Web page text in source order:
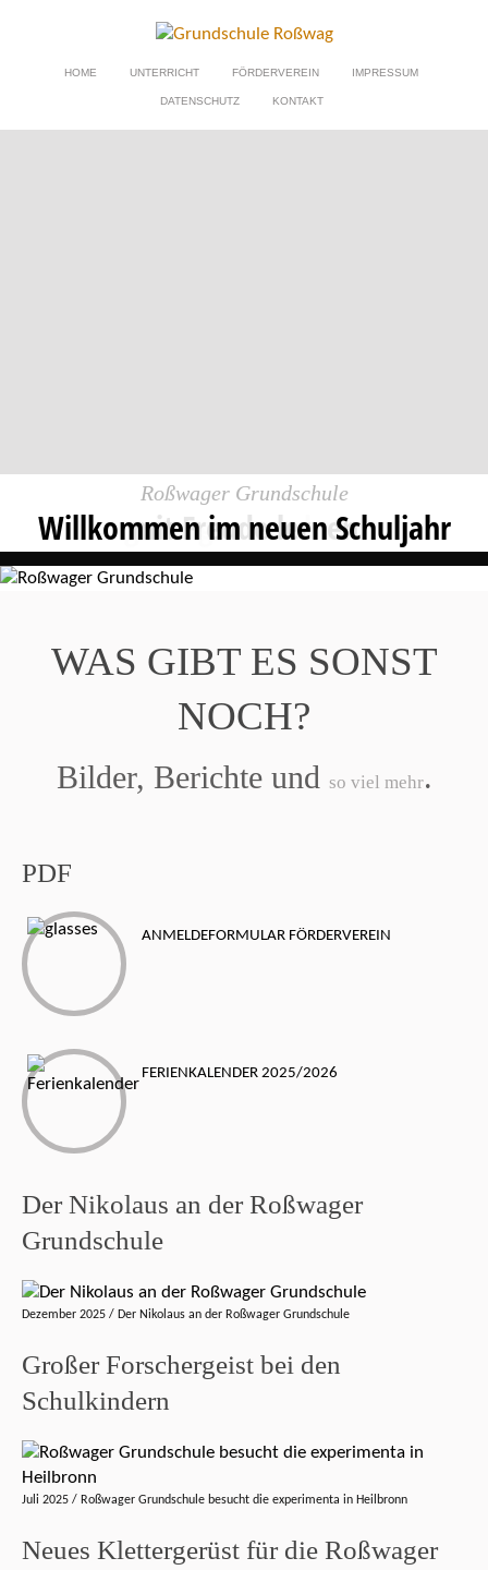
HOME UNTERRICHT FÖRDERVEREIN IMPRESSUM
DATENSCHUTZ KONTAKT
Roßwager Grundschule
über 175 Jahre
Roßwager Grundschule
geborgen wachsen
Roßwager Grundschule
mit Freude lernen
Roßwager Grundschule
Willkommen im neuen Schuljahr
WAS GIBT ES SONST
NOCH?
Bilder, Berichte und so viel mehr.
PDF
ANMELDEFORMULAR FÖRDERVEREIN
FERIENKALENDER 2025/2026
Der Nikolaus an der Roßwager
Grundschule
Dezember 2025 / Der Nikolaus an der Roßwager Grundschule
Großer Forschergeist bei den
Schulkindern
Juli 2025 / Roßwager Grundschule besucht die experimenta in Heilbronn
Neues Klettergerüst für die Roßwager